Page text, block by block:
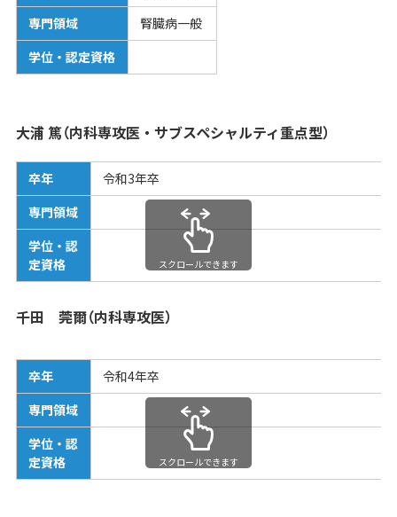
専門領域
腎臓病一般
学位・認定資格
大浦 篤（内科専攻医・サブスペシャルティ重点型）
卒年
令和3年卒
専門領域
学位・認
定資格
スクロールできます
千田 莞爾（内科専攻医）
卒年
令和4年卒
専門領域
学位・認
定資格
スクロールできます